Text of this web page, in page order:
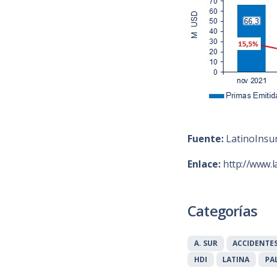
Fuente:
Enlace: http://
Categorías
A. SUR
HDI
LATINA